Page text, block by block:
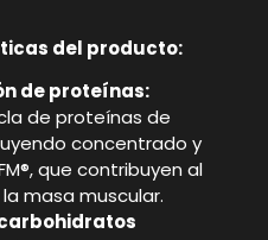
del producto:
de proteínas:
de proteínas de
concentrado y
que contribuyen al
masa muscular.